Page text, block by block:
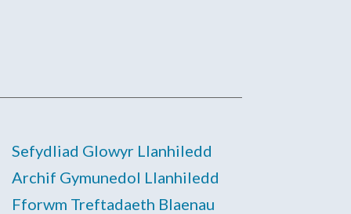
Sefydliad Glowyr Llanhiledd
Archif Gymunedol Llanhiledd
Fforwm Treftadaeth Blaenau